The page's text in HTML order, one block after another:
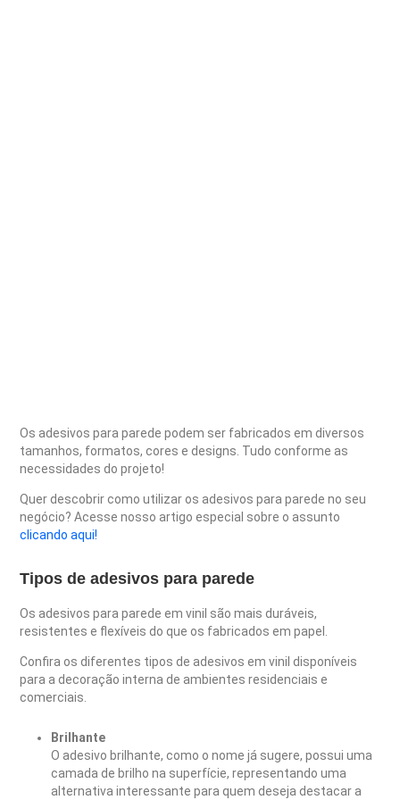
Os adesivos para parede podem ser fabricados em diversos
tamanhos, formatos, cores e designs. Tudo conforme as
necessidades do projeto!
Quer descobrir como utilizar os adesivos para parede no seu
negócio? Acesse nosso artigo especial sobre o assunto
clicando aqui!
Tipos de adesivos para parede
Os adesivos para parede em vinil são mais duráveis,
resistentes e flexíveis do que os fabricados em papel.
Confira os diferentes tipos de adesivos em vinil disponíveis
para a decoração interna de ambientes residenciais e
comerciais.
Brilhante
O adesivo brilhante, como o nome já sugere, possui uma
camada de brilho na superfície, representando uma
alternativa interessante para quem deseja destacar a